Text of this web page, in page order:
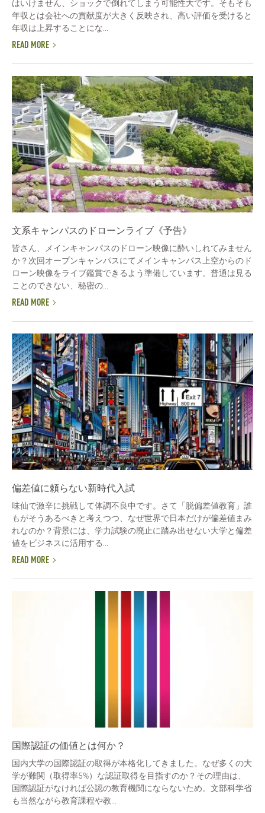
はいけません、ショックで倒れてしまう可能性大です。そもそも
年収とは会社への貢献度が大きく反映され、高い評価を受けると
年収は上昇することにな...
READ MORE
文系キャンパスのドローンライブ《予告》
皆さん、メインキャンパスのドローン映像に酔いしれてみません
か？次回オープンキャンパスにてメインキャンパス上空からのド
ローン映像をライブ鑑賞できるよう準備しています。普通は見る
ことのできない、秘密の...
READ MORE
偏差値に頼らない新時代入試
味仙で激辛に挑戦して体調不良中です。さて「脱偏差値教育」誰
もがそうあるべきと考えつつ、なぜ世界で日本だけが偏差値まみ
れなのか？背景には、学力試験の廃止に踏み出せない大学と偏差
値をビジネスに活用する...
READ MORE
国際認証の価値とは何か？
国内大学の国際認証の取得が本格化してきました。なぜ多くの大
学が難関（取得率5%）な認証取得を目指すのか？その理由は、
国際認証がなければ公認の教育機関にならないため。文部科学省
も当然ながら教育課程や教...